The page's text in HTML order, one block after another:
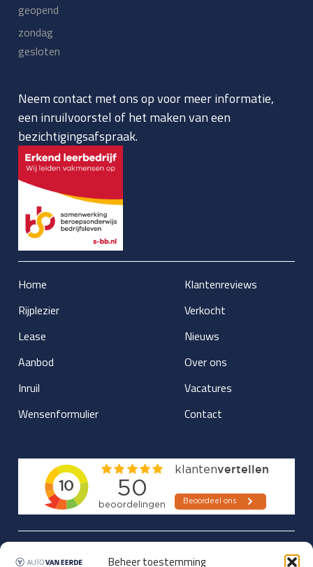
Beheer toestemming
geopend
zondag
gesloten
Neem contact met ons op voor meer informatie,
een inruilvoorstel of het maken van een
bezichtigingsafspraak.
Home
Rijplezier
Lease
Aanbod
Inruil
Wensenformulier
Klantenreviews
Verkocht
Nieuws
Over ons
Vacatures
Contact
Updates over nieuwbinnen-komers